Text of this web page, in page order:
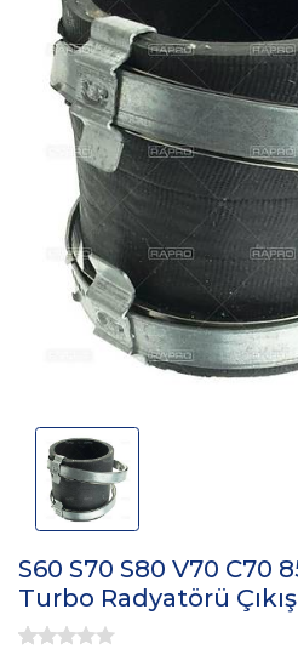
S60 S70 S80 V70 C70
Turbo Radyatörü